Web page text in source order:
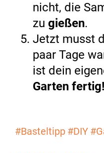
nicht, die
zu gießen.
Jetzt musst
paar Tage
ist dein
Garten fertig!
#Basteltipp #DIY